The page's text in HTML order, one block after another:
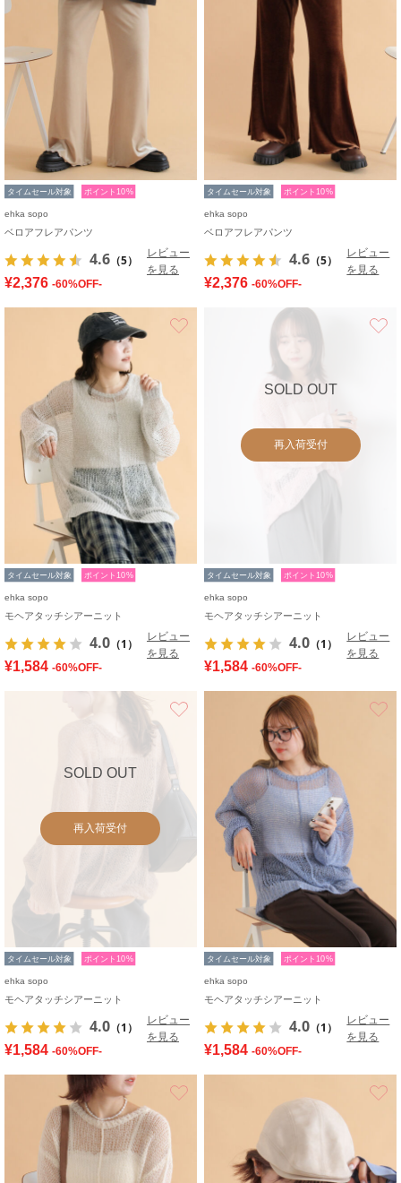
タイムセール対象 ポイント10%
ehka sopo
ベロアフレアパンツ
4.6 （5）
レビュー
を見る
¥2,376 -60%OFF-
タイムセール対象 ポイント10%
ehka sopo
ベロアフレアパンツ
4.6 （5）
レビュー
を見る
¥2,376 -60%OFF-
タイムセール対象 ポイント10%
ehka sopo
モヘアタッチシアーニット
4.0 （1）
レビュー
を見る
¥1,584 -60%OFF-
SOLD OUT
再入荷受付
タイムセール対象 ポイント10%
ehka sopo
モヘアタッチシアーニット
4.0 （1）
レビュー
を見る
¥1,584 -60%OFF-
SOLD OUT
再入荷受付
タイムセール対象 ポイント10%
ehka sopo
モヘアタッチシアーニット
4.0 （1）
レビュー
を見る
¥1,584 -60%OFF-
タイムセール対象 ポイント10%
ehka sopo
モヘアタッチシアーニット
4.0 （1）
レビュー
を見る
¥1,584 -60%OFF-